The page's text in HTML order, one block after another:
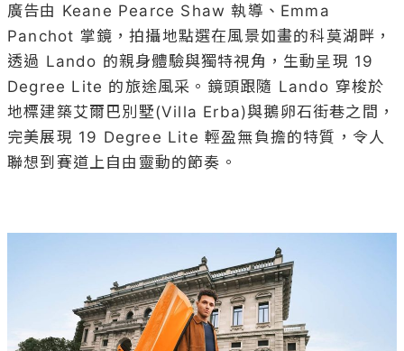
廣告由 Keane Pearce Shaw 執導、Emma
Panchot 掌鏡，拍攝地點選在風景如畫的科莫湖畔，
透過 Lando 的親身體驗與獨特視角，生動呈現 19
Degree Lite 的旅途風采。鏡頭跟隨 Lando 穿梭於
地標建築艾爾巴別墅(Villa Erba)與鵝卵石街巷之間，
完美展現 19 Degree Lite 輕盈無負擔的特質，令人
聯想到賽道上自由靈動的節奏。